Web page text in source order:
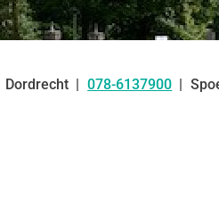
Dordrecht Tel:
078-6137900